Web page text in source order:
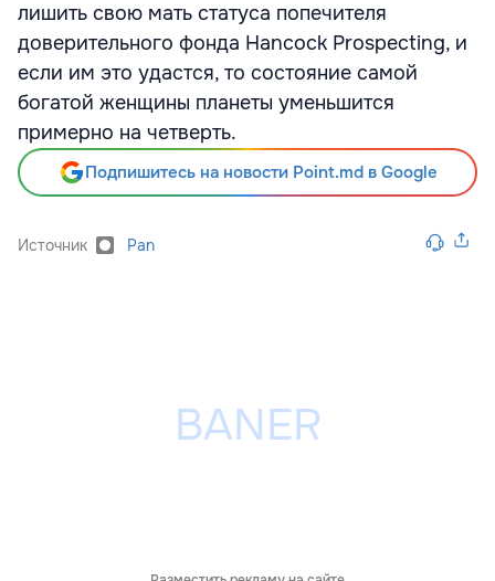
лишить свою мать статуса попечителя
доверительного фонда Hancock Prospecting, и
если им это удастся, то состояние самой
богатой женщины планеты уменьшится
примерно на четверть.
Подпишитесь на новости Point.md в Google
Источник Pan